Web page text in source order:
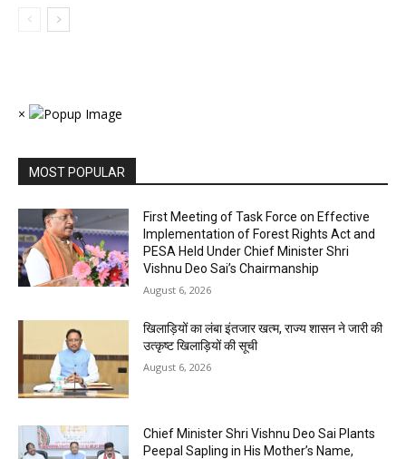
×
MOST POPULAR
First Meeting of Task Force on Effective
Implementation of Forest Rights Act and
PESA Held Under Chief Minister Shri
Vishnu Deo Sai’s Chairmanship
August 6, 2026
खिलाड़ियों का लंबा इंतजार खत्म, राज्य शासन ने जारी की
उत्कृष्ट खिलाड़ियों की सूची
August 6, 2026
Chief Minister Shri Vishnu Deo Sai Plants
Peepal Sapling in His Mother’s Name,